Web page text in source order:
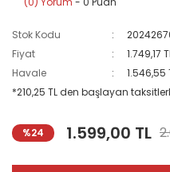
Stok Kodu
Fiyat
1.749,17
Havale
*210,25 TL den başlayan
%24 1.599,00 TL